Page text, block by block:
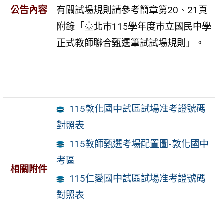
公告內容
有關試場規則請參考簡章第20、21頁
附錄「臺北市115學年度市立國民中學
正式教師聯合甄選筆試試場規則」。
相關附件
115敦化國中試區試場准考證號碼
對照表
115教師甄選考場配置圖-敦化國中
考區
115仁愛國中試區試場准考證號碼
對照表